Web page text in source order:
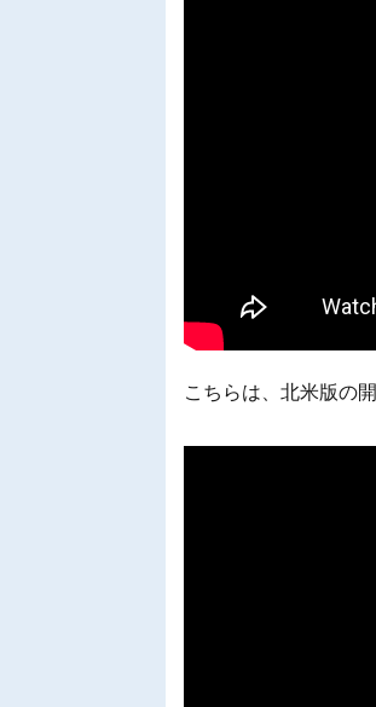
こちらは、北米版の